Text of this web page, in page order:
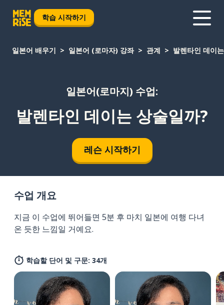
학습 시작하기
일본어 배우기 일본어 (로마자) 강좌 관계 발렌타인 데이
일본어(로마지) 수업:
발렌타인 데이는 상술일까?
레슨 시작하기
수업 개요
지금 이 수업에 뛰어들면 5분 후 마치 일본에 여행 다녀
온 듯한 느낌일 거예요.
학습할 단어 및 구문: 34개